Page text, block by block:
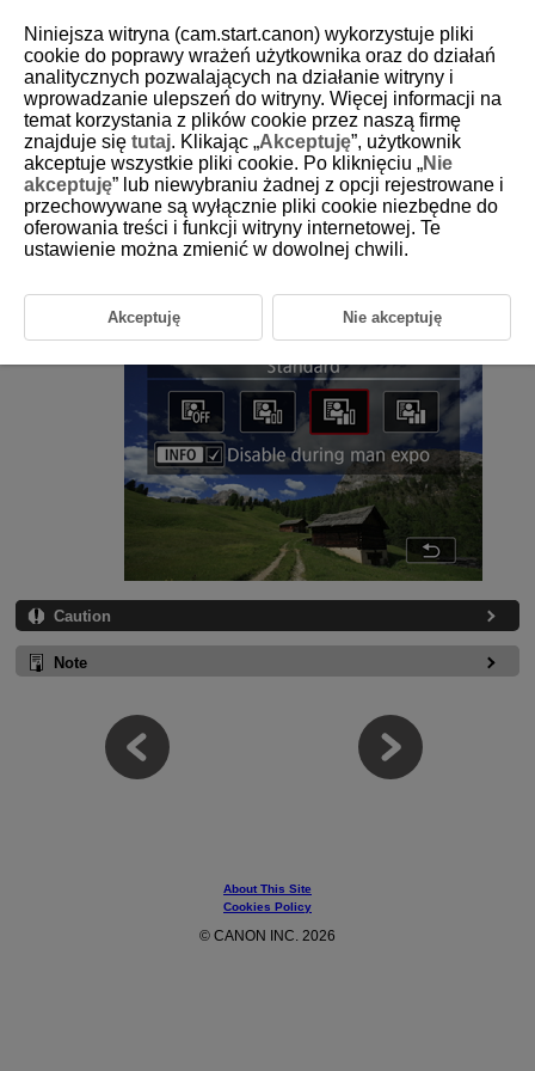
D388-084
Auto Lighting Optimizer
Brightness and contrast can be corrected automatically if shots look
dark or contrast is too low or high.
Select [ :Auto Lighting Optimizer] ( ,
).
Set a correction option.
Caution
Note
About This Site
Cookies Policy
© CANON INC. 2026
Niniejsza witryna (cam.start.canon) wykorzystuje pliki
cookie do poprawy wrażeń użytkownika oraz do działań
analitycznych pozwalających na działanie witryny i
wprowadzanie ulepszeń do witryny. Więcej informacji na
temat korzystania z plików cookie przez naszą firmę
znajduje się tutaj. Klikając „Akceptuję”, użytkownik
akceptuje wszystkie pliki cookie. Po kliknięciu „Nie
akceptuję” lub niewybraniu żadnej z opcji rejestrowane i
przechowywane są wyłącznie pliki cookie niezbędne do
oferowania treści i funkcji witryny internetowej. Te
ustawienie można zmienić w dowolnej chwili.
Akceptuję Nie akceptuję